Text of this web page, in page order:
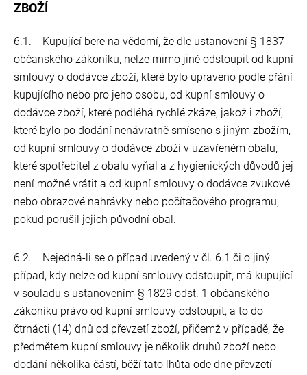
ZBOŽÍ
6.1. Kupující bere na vědomí, že dle ustanovení § 1837
občanského zákoníku, nelze mimo jiné odstoupit od kupní
smlouvy o dodávce zboží, které bylo upraveno podle přání
kupujícího nebo pro jeho osobu, od kupní smlouvy o
dodávce zboží, které podléhá rychlé zkáze, jakož i zboží,
které bylo po dodání nenávratně smíseno s jiným zbožím,
od kupní smlouvy o dodávce zboží v uzavřeném obalu,
které spotřebitel z obalu vyňal a z hygienických důvodů jej
není možné vrátit a od kupní smlouvy o dodávce zvukové
nebo obrazové nahrávky nebo počítačového programu,
pokud porušil jejich původní obal.
6.2. Nejedná-li se o případ uvedený v čl. 6.1 či o jiný
případ, kdy nelze od kupní smlouvy odstoupit, má kupující
v souladu s ustanovením § 1829 odst. 1 občanského
zákoníku právo od kupní smlouvy odstoupit, a to do
čtrnácti (14) dnů od převzetí zboží, přičemž v případě, že
předmětem kupní smlouvy je několik druhů zboží nebo
dodání několika částí, běží tato lhůta ode dne převzetí